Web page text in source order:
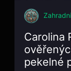
Carolina
pekelné